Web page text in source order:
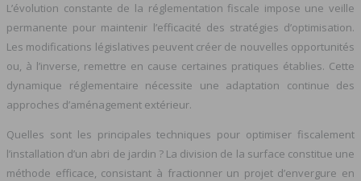
L’évolution constante de la réglementation fiscale impose une veille
permanente pour maintenir l’efficacité des stratégies d’optimisation.
Les modifications législatives peuvent créer de nouvelles opportunités
ou, à l’inverse, remettre en cause certaines pratiques établies. Cette
dynamique réglementaire nécessite une adaptation continue des
approches d’aménagement extérieur.
Quelles sont les principales techniques pour optimiser fiscalement
l’installation d’un abri de jardin ? La division de la surface constitue une
méthode efficace, consistant à fractionner un projet d’envergure en